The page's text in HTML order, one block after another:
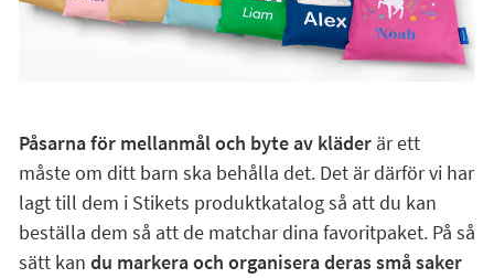
Påsarna för mellanmål och byte av kläderär ett
måste om ditt barn ska behålla det. Det är därför vi har
lagt till dem i Stikets produktkatalog så att du kan
beställa dem så att de matchar dina favoritpaket. På så
sätt kan du markera och organisera deras små saker